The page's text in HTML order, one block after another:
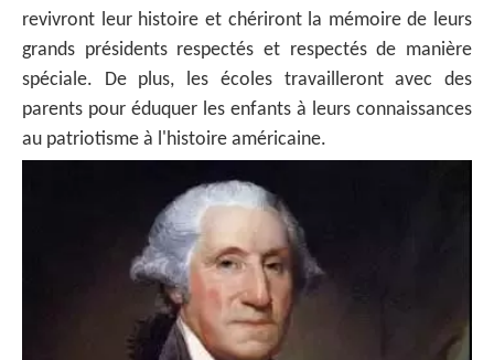
revivront leur histoire et chériront la mémoire de leurs
grands présidents respectés et respectés de manière
spéciale. De plus, les écoles travailleront avec des
parents pour éduquer les enfants à leurs connaissances
au patriotisme à l'histoire américaine.